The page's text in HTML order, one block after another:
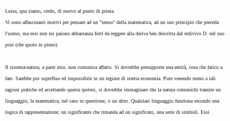
Luisa, qua siamo, credo, di nuovo al punto di prima.
Vi sono affascinanti motivi per pensare ad un "senso" della matematica, ad un suo principio che preceda
l'uomo, ma essi non mi paiono abbastanza forti da reggere alla deriva ben descritta dal redivivo D. nel suo
post (che quoto in pieno).
Il sistema-natura, a parer mio, non comunica affatto. Si dovrebbe presupporre una entità, cosa che fatico a
fare. Sarebbe poi superfluo ed impossibile in un regime di stretta economia. Pure venendo meno a tali
ragioni pratiche ed accettando questa ipotesi, si dovrebbe immaginare che la natura comunichi tramite un
linguaggio; la matematica, nel caso in questione, o un altro. Qualsiasi linguaggio funziona secondo una
logica di rappresentazione; un significante che rimanda ad un significato, una serie di simboli. Essi